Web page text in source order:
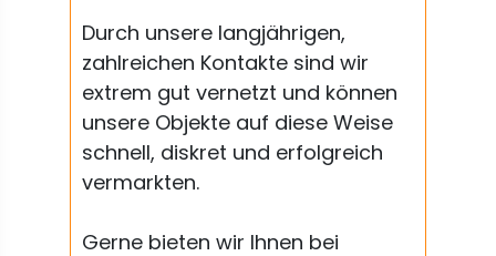
Durch unsere langjährigen,
zahlreichen Kontakte sind wir
extrem gut vernetzt und können
unsere Objekte auf diese Weise
schnell, diskret und erfolgreich
vermarkten.
Gerne bieten wir Ihnen bei